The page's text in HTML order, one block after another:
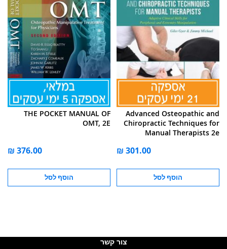
Advanced Osteopathic and
Chiropractic Techniques for
Manual Therapists 2e
הוסף לסל
THE POCKET MANUAL OF
OMT, 2E
הוסף לסל
צור קשר